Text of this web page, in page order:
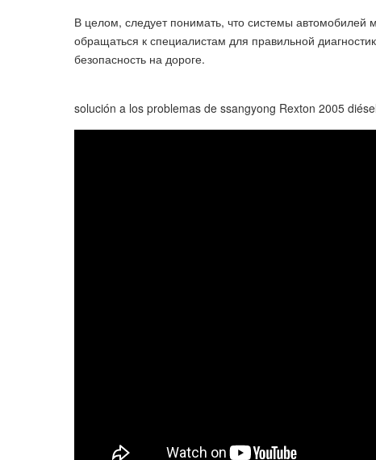
В целом, следует понимать, что системы
обращаться к специалистам для правильной
безопасность на дороге.
solución a los problemas de ssangyong Rexton 2005 diésel